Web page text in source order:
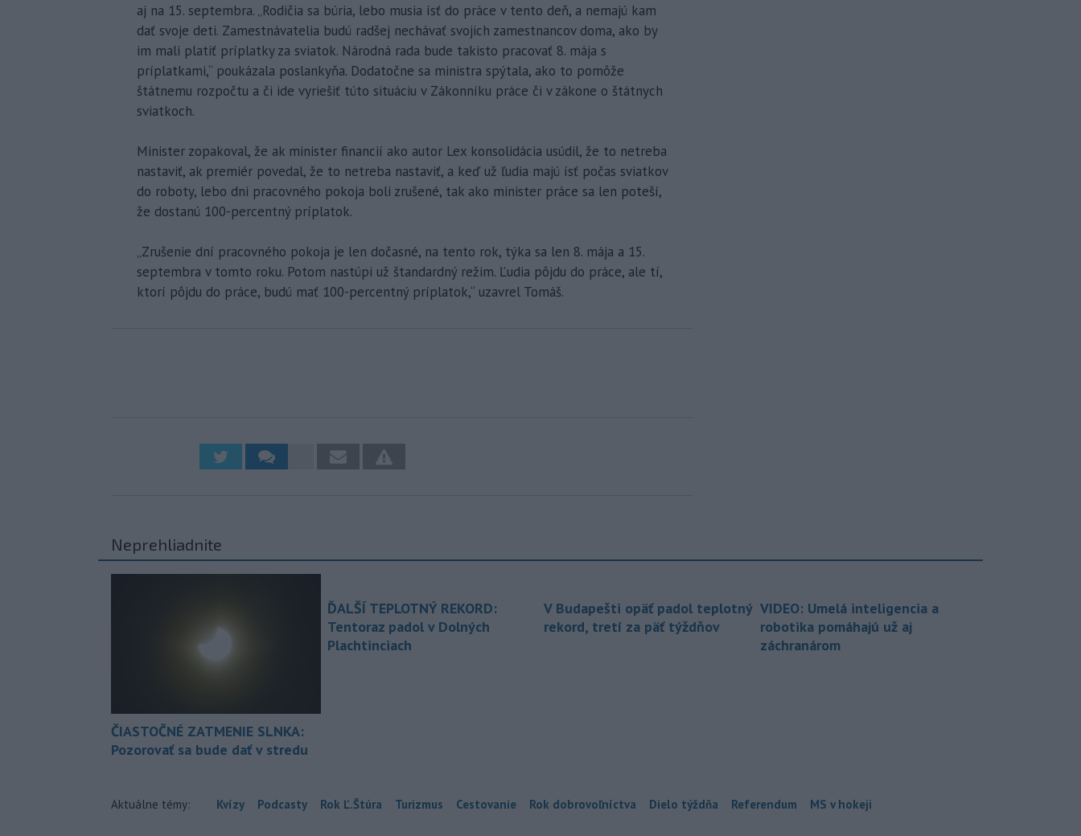
aj na 15. septembra. „Rodičia sa búria, lebo musia ísť do práce v tento deň, a nemajú kam
dať svoje deti. Zamestnávatelia budú radšej nechávať svojich zamestnancov doma, ako by
im mali platiť príplatky za sviatok. Národná rada bude takisto pracovať 8. mája s
príplatkami,“ poukázala poslankyňa. Dodatočne sa ministra spýtala, ako to pomôže
štátnemu rozpočtu a či ide vyriešiť túto situáciu v Zákonníku práce či v zákone o štátnych
sviatkoch.
Minister zopakoval, že ak minister financií ako autor Lex konsolidácia usúdil, že to netreba
nastaviť, ak premiér povedal, že to netreba nastaviť, a keď už ľudia majú ísť počas sviatkov
do roboty, lebo dni pracovného pokoja boli zrušené, tak ako minister práce sa len poteší,
že dostanú 100-percentný príplatok.
„Zrušenie dní pracovného pokoja je len dočasné, na tento rok, týka sa len 8. mája a 15.
septembra v tomto roku. Potom nastúpi už štandardný režim. Ľudia pôjdu do práce, ale tí,
ktorí pôjdu do práce, budú mať 100-percentný príplatok,“ uzavrel Tomáš.
Neprehliadnite
ČIASTOČNÉ ZATMENIE SLNKA:
Pozorovať sa bude dať v stredu
ĎALŠÍ TEPLOTNÝ REKORD:
Tentoraz padol v Dolných
Plachtinciach
V Budapešti opäť padol teplotný
rekord, tretí za päť týždňov
VIDEO: Umelá inteligencia a
robotika pomáhajú už aj
záchranárom
Aktuálne témy: Kvízy Podcasty Rok Ľ.Štúra Turizmus Cestovanie Rok dobrovoľníctva Dielo týždňa Referendum MS v hokeji